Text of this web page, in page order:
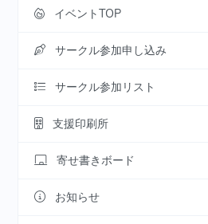
イベントTOP
サークル参加申し込み
サークル参加リスト
支援印刷所
寄せ書きボード
お知らせ